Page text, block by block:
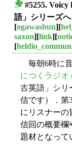
#5255.
語」シリーズ
[ogawashun][
saxon][link][
[
毎朝6時に
につくラジオ
古英語」シリ
信です）．第
にリスナーの
信回の概要欄
題材となって